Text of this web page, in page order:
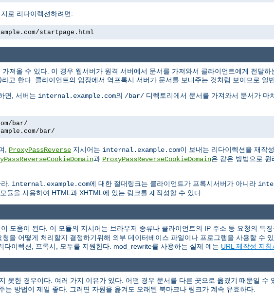
로 리다이렉션하려면:
startpage.html
져올 수 있다. 이 경우 웹서버가 원격 서버에서 문서를 가져와서 클라이언트에게 전달하
라고 한다. 클라이언트의 입장에서 역프록시 서버가 문서를 보내주는 것처럼 보이므로 일
면, 서버는 internal.example.com의 /bar/ 디렉토리에서 문서를 가져와서 문서가 마
bar/
bar/
, ProxyPassReverse 지시어는 internal.example.com이 보내는 리다이렉션을 재작
과 ProxyPassReverseCookieDomain은 같은 방법으로
. internal.example.com에 대한 절대링크는 클라이언트가 프록시서버가 아니라
모듈을 사용하여 HTML과 XHTML에 있는 링크를 재작성할 수 있다.
도움이 된다. 이 모듈의 지시어는 브라우저 종류나 클라이언트의 IP 주소 등 요청의 특
을 어떻게 처리할지 결정하기위해 외부 데이터베이스 파일이나 프로그램을 사용할 수
이렉션, 프록시, 모두를 지원한다. mod_rewrite를 사용하는 실제 예는 URL 제작성 지침
못한 경우이다. 여러 가지 이유가 있다. 어떤 경우 문서를 다른 곳으로 옮겼기 때문일 수
는 방법이 제일 좋다. 그러면 자원을 옮겨도 오래된 북마크나 링크가 계속 유효하다.